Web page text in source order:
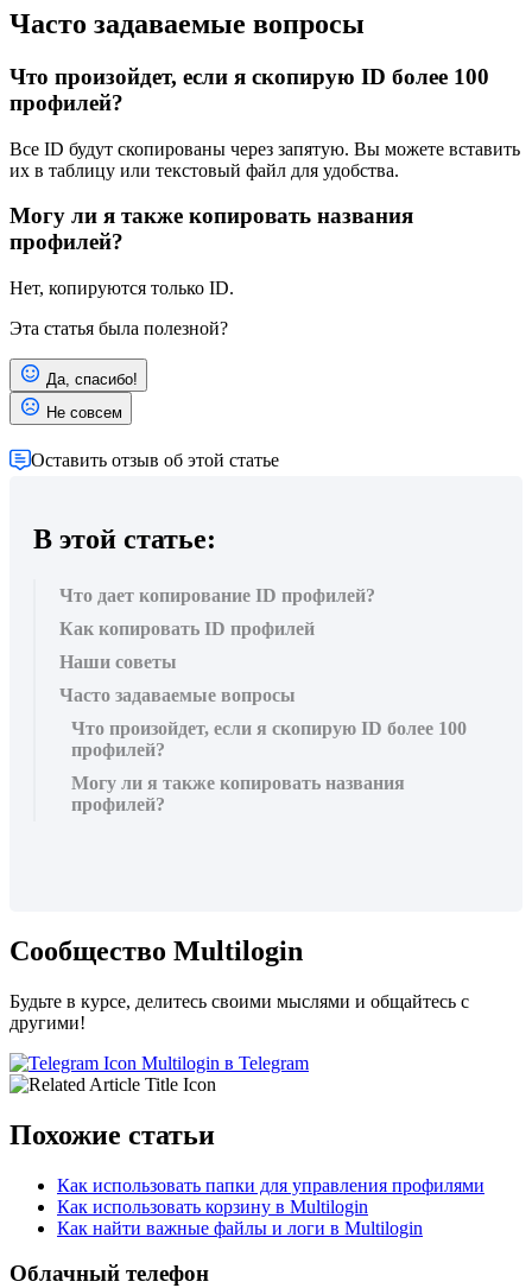
Часто задаваемые вопросы
Что произойдет, если я скопирую ID более 100
профилей?
Все ID будут скопированы через запятую. Вы можете вставить
их в таблицу или текстовый файл для удобства.
Могу ли я также копировать названия
профилей?
Нет, копируются только ID.
Эта статья была полезной?
Да, спасибо!
Не совсем
Оставить отзыв об этой статье
В этой статье:
Что дает копирование ID профилей?
Как копировать ID профилей
Наши советы
Часто задаваемые вопросы
Что произойдет, если я скопирую ID более 100
профилей?
Могу ли я также копировать названия
профилей?
Сообщество Multilogin
Будьте в курсе, делитесь своими мыслями и общайтесь с
другими!
Multilogin в Telegram
Похожие статьи
Как использовать папки для управления профилями
Как использовать корзину в Multilogin
Как найти важные файлы и логи в Multilogin
Облачный телефон